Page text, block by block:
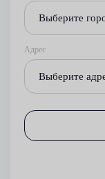
Выберите
Адрес
Выберите